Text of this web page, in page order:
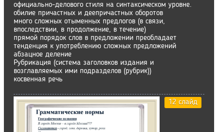
официально-делового стиля на синтаксическом уровне.
обилие причастных и деепричастных оборотов
много сложных отыменных предлогов (в связи,
впоследствии, в продолжение, в течение)
прямой порядок слов в предложении преобладает
тенденция к употреблению сложных предложений
абзацное деление
Рубрикация (система заголовков издания и
возглавляемых ими подразделов (рубрик))
косвенная речь
12 слайд